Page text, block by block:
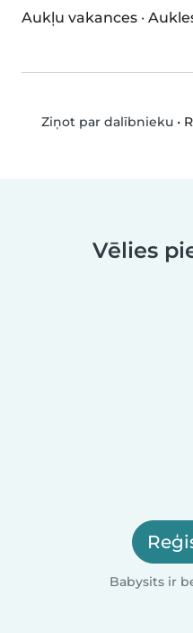
Aukļu vakances ·
Ziņot par dalībnieku•
Vēlies
Babysits ir